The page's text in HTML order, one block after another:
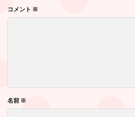
コメント ※
名前 ※